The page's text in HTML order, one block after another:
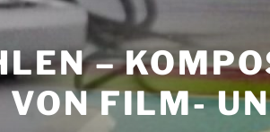
–
VON FILM-